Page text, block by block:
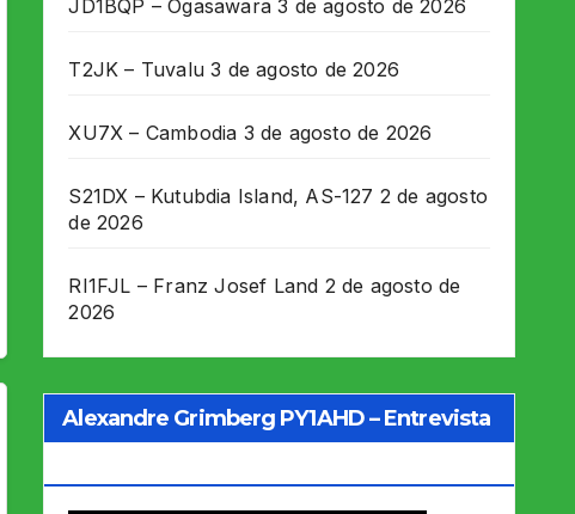
JD1BQP – Ogasawara 3 de agosto de 2026
T2JK – Tuvalu 3 de agosto de 2026
XU7X – Cambodia 3 de agosto de 2026
S21DX – Kutubdia Island, AS-127 2 de agosto
de 2026
RI1FJL – Franz Josef Land 2 de agosto de
2026
Alexandre Grimberg PY1AHD – Entrevista